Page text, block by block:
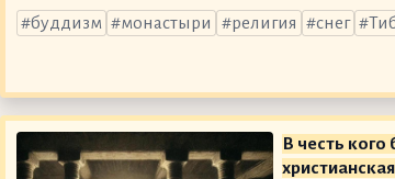
буддизм
монастыри религия снег
В честь кого